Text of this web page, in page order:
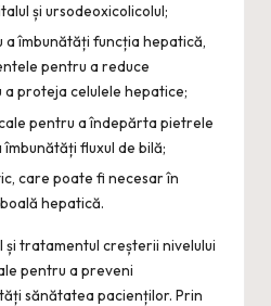
și ursodeoxicolicolul;
îmbunătăți funcția hepatică,
pentru a reduce
proteja celulele hepatice;
pentru a îndepărta pietrele
fluxul de bilă;
care poate fi necesar în
hepatică.
și tratamentul creșterii nivelului
pentru a preveni
sănătatea pacienților. Prin